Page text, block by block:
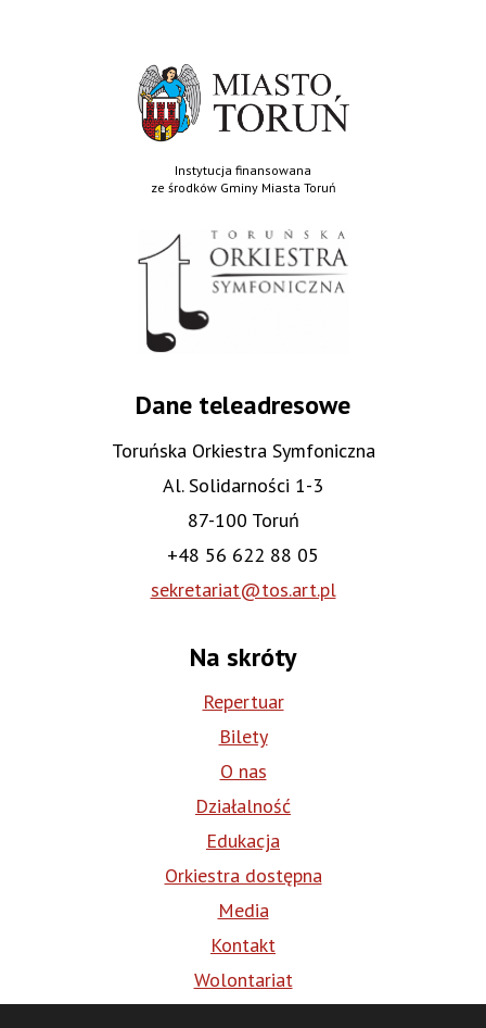
Instytucja finansowana
ze środków Gminy Miasta Toruń
Dane teleadresowe
Toruńska Orkiestra Symfoniczna
Al. Solidarności 1-3
87-100 Toruń
+48 56 622 88 05
sekretariat@tos.art.pl
Na skróty
Repertuar
Bilety
O nas
Działalność
Edukacja
Orkiestra dostępna
Media
Kontakt
Wolontariat